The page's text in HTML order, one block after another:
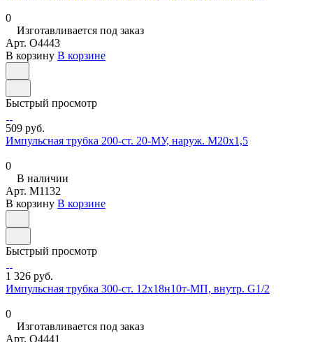
0
Изготавливается под заказ
Арт. O4443
В корзину В корзине
Быстрый просмотр
509 руб.
Импульсная трубка 200-ст. 20-МУ, наруж. М20х1,5
0
В наличии
Арт. M1132
В корзину В корзине
Быстрый просмотр
1 326 руб.
Импульсная трубка 300-ст. 12х18н10т-МП, внутр. G1/2
0
Изготавливается под заказ
Арт. O4441